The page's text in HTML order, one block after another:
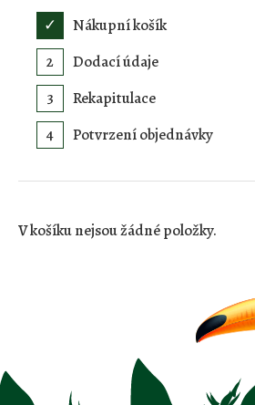
Nákupní košík
Dodací údaje
Rekapitulace
Potvrzení objednávky
V košíku nejsou žádné položky.